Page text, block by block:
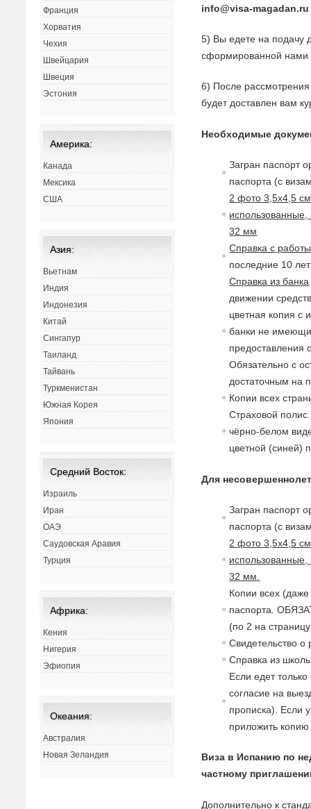
info@visa-magadan.ru
5) Вы едете на подачу
сформированной нами
6) После рассмотрения
будет доставлен вам
Необходимые
Загран паспорт
паспорта (с
2 фото 3,5х4,5
32 мм
Справка с работы
последние 10
Справка из банка
движении
цветная копия с
банки не
предоставления
Обязательно с
достаточным на
Копии всех
Страховой
чёрно-белом
цветной (синей)
Для
Загран паспорт
паспорта (с в
2 фото 3,5х4,5
32 мм.
Копии всех (даже
паспорта.
(по 2 на
Свидетельство о
Справка из
Если едет
согласие на в
прописка). Если
приложить
Виза в Испанию по
частному
Дополнительно к
Франция
Хорватия
Чехия
Швейцария
Швеция
Эстония
Америка:
Канада
Мексика
США
Азия:
Вьетнам
Индия
Индонезия
Китай
Сингапур
Таиланд
Тайвань
Туркменистан
Южная Корея
Япония
Средний Восток:
Израиль
Иран
ОАЭ
Саудовская Аравия
Турция
Африка:
Кения
Нигерия
Эфиопия
Океания:
Австралия
Новая Зеландия